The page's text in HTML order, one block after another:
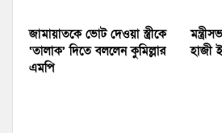
জামায়াতকে ভোট দেওয়া স্ত্রীকে
‘তালাক’ দিতে বললেন কুমিল্লার
এমপি
হাজী